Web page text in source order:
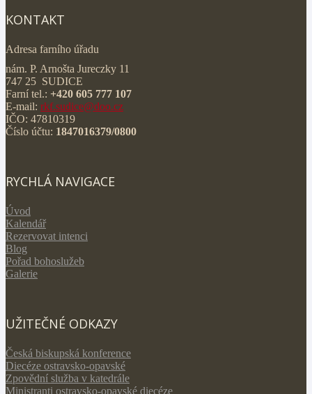
KONTAKT
Adresa farního úřadu
nám. P. Arnošta Jureczky 11
747 25 SUDICE
Farní tel.: +420 605 777 107
E-mail: rkf.sudice@doo.cz
IČO: 47810319
Číslo účtu: 1847016379/0800
RYCHLÁ NAVIGACE
Úvod
Kalendář
Rezervovat intenci
Blog
Pořad bohoslužeb
Galerie
UŽITEČNÉ ODKAZY
Česká biskupská konference
Diecéze ostravsko-opavské
Zpovědní služba v katedrále
Ministranti ostravsko-opavské diecéze